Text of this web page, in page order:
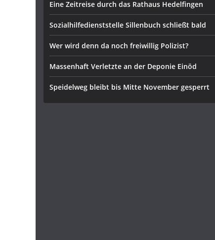
Eine Zeitreise durch das Rathaus Hedelfingen
Sozialhilfedienststelle Sillenbuch schließt bald
Wer wird denn da noch freiwillig Polizist?
Massenhaft Verletzte an der Deponie Einöd
Speidelweg bleibt bis Mitte November gesperrt